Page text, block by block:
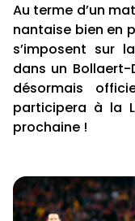
Au terme d’un
nantaise bien en
s’imposent sur
dans un Bollaert-
désormais
participera à la
prochaine !